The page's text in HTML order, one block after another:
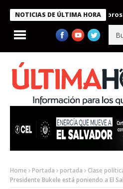
NOTICIAS DE ÚLTIMA HORA
Bukele condecora a miembros de
Home Portada portada Clase
Presidente Bukele está poniendo a El